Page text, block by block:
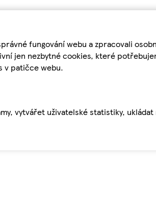
fungování webu a zpracovali
jen nezbytné cookies, které
v patičce webu.
vytvářet uživatelské statistiky,